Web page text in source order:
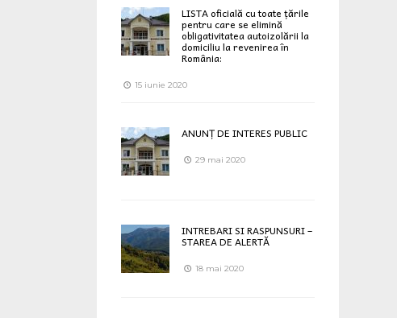
LISTA oficială cu toate țările
pentru care se elimină
obligativitatea autoizolării la
domiciliu la revenirea în
România:
15 iunie 2020
ANUNȚ DE INTERES PUBLIC
29 mai 2020
INTREBARI SI RASPUNSURI –
STAREA DE ALERTĂ
18 mai 2020